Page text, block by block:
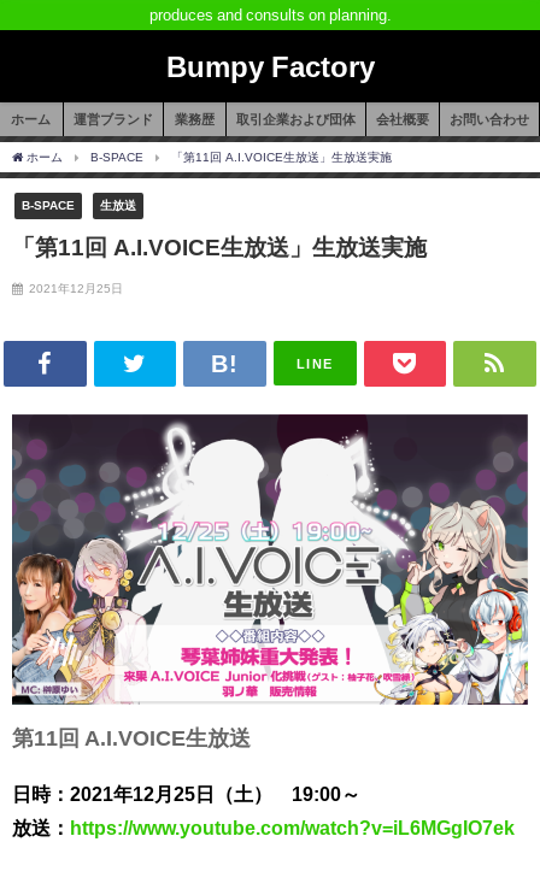
produces and consults on planning.
Bumpy Factory
ホーム 運営ブランド 業務歴 取引企業および団体 会社概要 お問い合わせ
ホーム B-SPACE 「第11回 A.I.VOICE生放送」生放送実施
B-SPACE 生放送
「第11回 A.I.VOICE生放送」生放送実施
2021年12月25日
LINE
第11回 A.I.VOICE生放送
日時：2021年12月25日（土） 19:00～
放送： https://www.youtube.com/watch?v=iL6MGgIO7ek